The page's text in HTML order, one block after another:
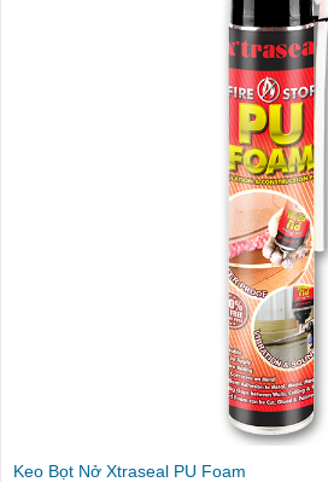
Keo Bọt Nở Xtraseal PU Foam